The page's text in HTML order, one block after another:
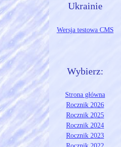
Ukrainie
Wersja testowa CMS
Wybierz:
Strona główna
Rocznik 2026
Rocznik 2025
Rocznik 2024
Rocznik 2023